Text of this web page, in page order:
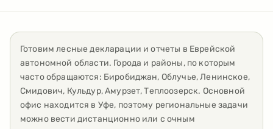
Готовим лесные декларации и отчеты в Еврейской
автономной области. Города и районы, по которым
часто обращаются: Биробиджан, Облучье, Ленинское,
Смидович, Кульдур, Амурзет, Теплоозерск. Основной
офис находится в Уфе, поэтому региональные задачи
можно вести дистанционно или с очным